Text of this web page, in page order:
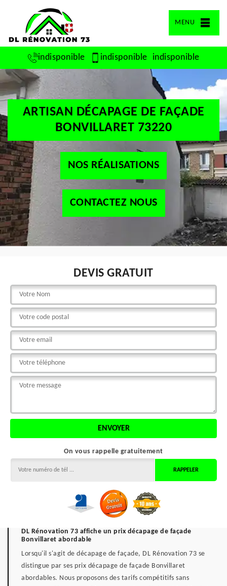
MENU
indisponible indisponible indisponible
ARTISAN DÉCAPAGE DE FAÇADE
BONVILLARET 73220
NOS RÉALISATIONS
CONTACTEZ NOUS
DEVIS GRATUIT
On vous rappelle gratuitement
DL Rénovation 73 affiche un prix décapage de façade
Bonvillaret abordable
Lorsqu'il s'agit de décapage de façade, DL Rénovation 73 se
distingue par ses prix décapage de façade Bonvillaret
abordables. Nous proposons des tarifs compétitifs sans